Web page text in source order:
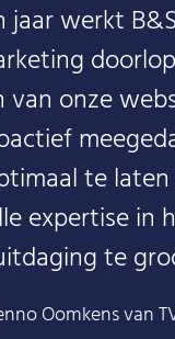
jaar werkt
onze
te
expertise in
te
Oomkens van